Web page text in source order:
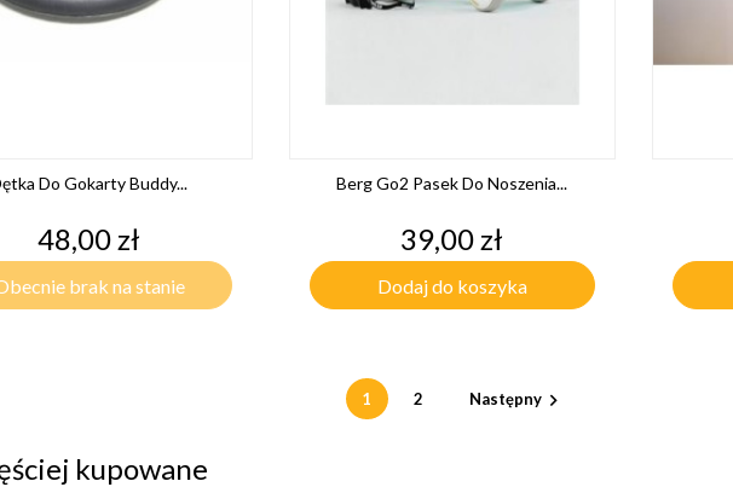
Do Gokarty Buddy...
Cena
48,00 zł
brak na stanie
Berg Go2 Pasek Do Noszenia...
Cena
39,00 zł
Dodaj do koszyka
1 2 Następny
kupowane